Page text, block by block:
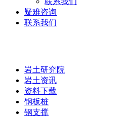
疑难咨询
联系我们
岩土研究院
岩土资讯
资料下载
钢板桩
钢支撑